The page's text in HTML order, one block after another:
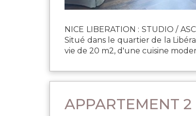
NICE LIBERATION : STUDIO /
Situé dans le quartier de la
vie de 20 m2, d'une cuisine
APPARTEMENT 2